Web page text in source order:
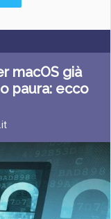
macOS già
paura: ecco